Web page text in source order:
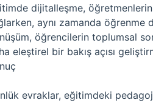
dijitalleşme,
aynı zamanda
öğrencilerin toplumsal
eleştirel bir bakış açısı
evraklar, eğitimdeki